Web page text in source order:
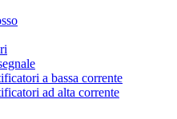
a bassa corrente
ad alta corrente